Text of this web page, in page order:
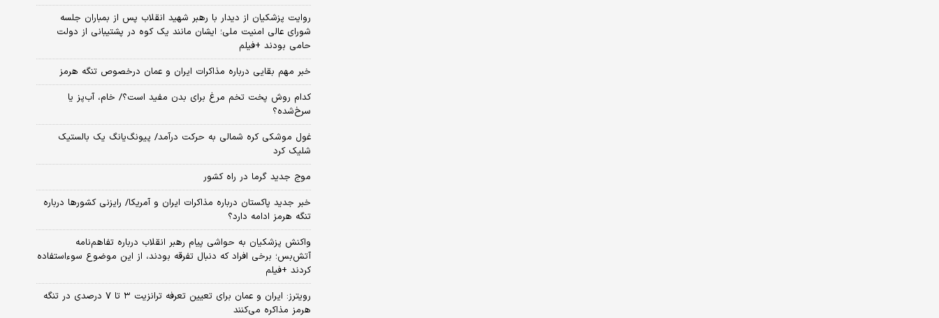
روایت پزشکیان از دیدار با رهبر شهید انقلاب پس از بمباران جلسه
شورای عالی امنیت ملی؛ ایشان مانند یک کوه در پشتیبانی از دولت
حامی بودند +فیلم
خبر مهم بقایی درباره مذاکرات ایران و عمان درخصوص تنگه هرمز
کدام روش پخت تخم مرغ برای بدن مفید است؟/ خام، آب‌پز یا
سرخ‌شده؟
غول موشکی کره شمالی به حرکت درآمد/ پیونگ‌یانگ یک بالستیک
شلیک کرد
موج جدید گرما در راه کشور
خبر جدید پاکستان درباره مذاکرات ایران و آمریکا/ رایزنی کشورها درباره
تنگه هرمز ادامه دارد؟
واکنش پزشکیان به حواشی پیام رهبر انقلاب درباره تفاهم‌نامه
آتش‌بس؛ برخی افراد که دنبال تفرقه بودند، از این موضوع سوءاستفاده
کردند +فیلم
رویترز: ایران و عمان برای تعیین تعرفه ترانزیت ۳ تا ۷ درصدی در تنگه
هرمز مذاکره می‌کنند